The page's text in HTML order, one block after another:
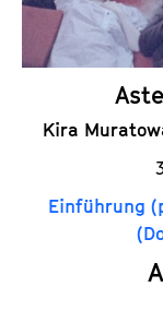
Kira
Einführung